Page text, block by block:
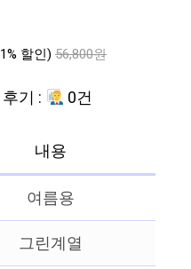
할인) 56,800원
기 : 0건
내용
여름용
그린계열